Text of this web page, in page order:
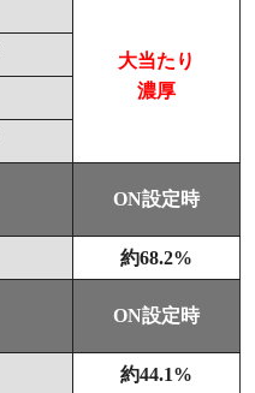
大当たり
濃厚
ON設定時
約68.2%
ON設定時
約44.1%